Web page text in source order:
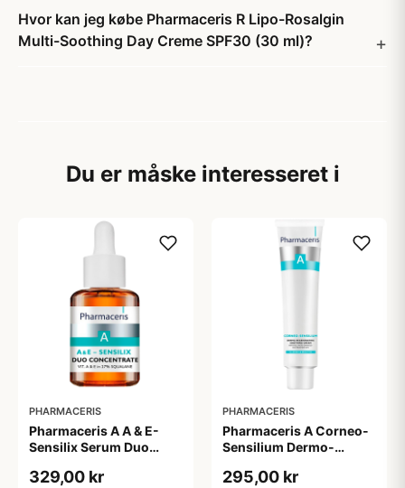
Hvor kan jeg købe Pharmaceris R Lipo-Rosalgin
Multi-Soothing Day Creme SPF30 (30 ml)?
Du er måske interesseret i
PHARMACERIS
Pharmaceris A A & E-
Sensilix Serum Duo
329,00 kr
PHARMACERIS
Pharmaceris A Corneo-
Sensilium Dermo-
Cream (75 ml)
295,00 kr